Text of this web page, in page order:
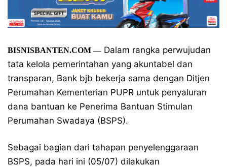
BISNISBANTEN.COM —Dalam rangka perwujudan
tata kelola pemerintahan yang akuntabel dan
transparan, Bank bjb bekerja sama dengan Ditjen
Perumahan Kementerian PUPR untuk penyaluran
dana bantuan ke Penerima Bantuan Stimulan
Perumahan Swadaya (BSPS).
Sebagai bagian dari tahapan penyelenggaraan
BSPS, pada hari ini (05/07) dilakukan